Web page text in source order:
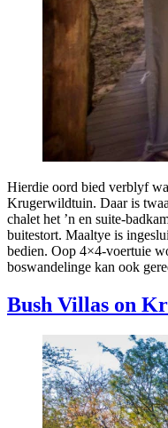
Hierdie oord bied verblyf
Krugerwildtuin. Daar is
chalet het ’n en suite-
buitestort. Maaltye is
bedien. Oop 4×4-voertuie
boswandelinge kan ook
Bush Villas on